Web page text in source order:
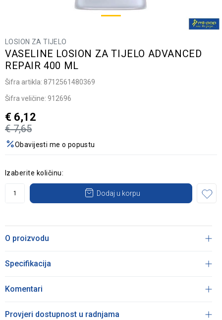
LOSION ZA TIJELO
VASELINE LOSION ZA TIJELO ADVANCED
REPAIR 400 ML
Šifra artikla: 8712561480369
Šifra veličine: 912696
€ 7,65
€ 6,12
Obavijesti me o popustu
Izaberite količinu:
Dodaj u korpu
O proizvodu
Specifikacija
Komentari
Provjeri dostupnost u radnjama